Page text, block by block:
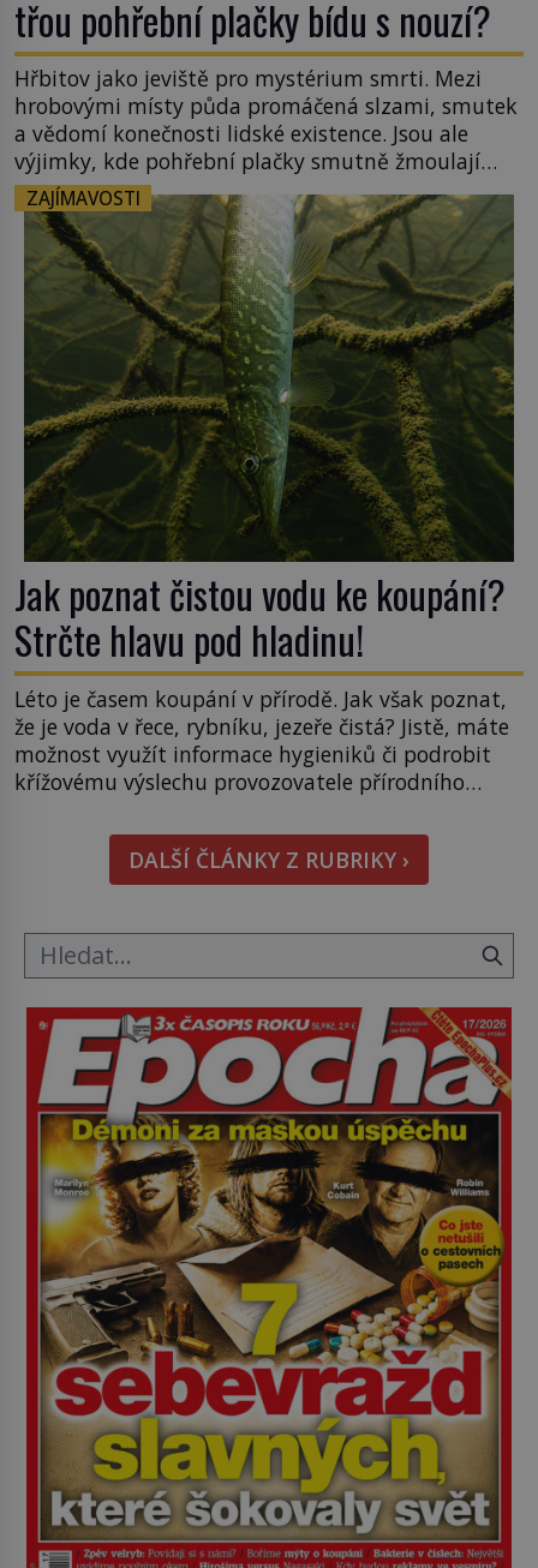
třou pohřební plačky bídu s nouzí?
Hřbitov jako jeviště pro mystérium smrti. Mezi
hrobovými místy půda promáčená slzami, smutek
a vědomí konečnosti lidské existence. Jsou ale
výjimky, kde pohřební plačky smutně žmoulají
kapesníky nikoli při smutečním obřadu, ale při
pohledu na výši vyměřené podpory
v nezaměstnanosti. Kam vás pozveme? Unikátní
hřbitov, který si vysloužil název „Veselý“, najdeme
v rumunské vesnici Sapanta, nedaleko hranic […]
ZAJÍMAVOSTI
Jak poznat čistou vodu ke koupání?
Strčte hlavu pod hladinu!
Léto je časem koupání v přírodě. Jak však poznat,
že je voda v řece, rybníku, jezeře čistá? Jistě, máte
možnost využít informace hygieniků či podrobit
křížovému výslechu provozovatele přírodního
Podívat se pod hladinu a zjistit, kdo si onu
konkrétní vodní lokalitu oblíbil už dávno před
vámi. Říká se jim bioindikátory […]
DALŠÍ ČLÁNKY Z RUBRIKY ›